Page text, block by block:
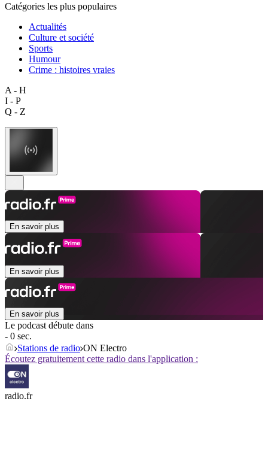
Catégories les plus populaires
Actualités
Culture et société
Sports
Humour
Crime : histoires vraies
A - H
I - P
Q - Z
En savoir plus
En savoir plus
En savoir plus
Le podcast débute dans
- 0 sec.
Stations de radio ON Electro
Écoutez gratuitement cette radio dans l'application :
radio.fr